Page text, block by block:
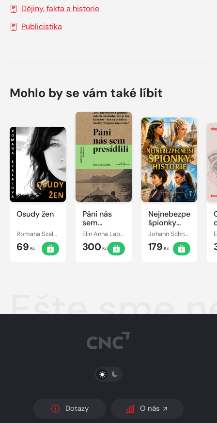
Dějiny, fakta a historie
Publicistika
Mohlo by se vám také líbit
Osudy žen
Romana Szalaiová
69 Kč
Páni nás
sem
presídlili
Elin Anna Labba
300Kč
Nejnebezpečnější
špionky
historie
Johann Schneider
179 Kč
Ešte sme
PŘEPNOUT SVĚTLÝ/TMAVÝ REŽIM
Dotazy O nás